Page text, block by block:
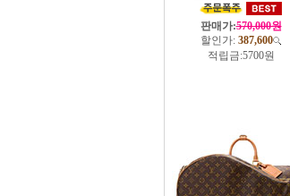
판매가:570,000원
할인가: 387,600
적립금:5700원